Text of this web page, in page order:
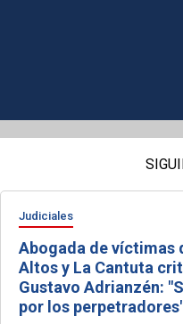
Judiciales
Abogada de víctimas
Altos y La Cantuta
Gustavo Adrianzén:
por los